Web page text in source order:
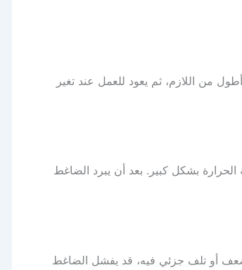
من اللازم، ثم يعود للعمل عند تغير
بشكل كبير. بعد أن يبرد الضاغط
أو تلف جزئي فيه، قد يفشل الضاغط